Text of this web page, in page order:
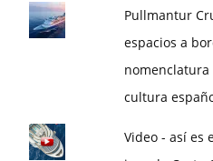
Pullmantur
espacios a
nomenclatura
cultura
Video - así es